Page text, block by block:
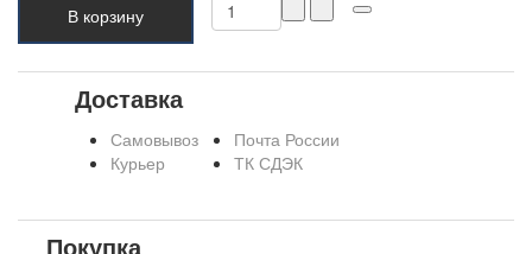
В корзину
Доставка
Самовывоз
Курьер
Почта России
ТК СДЭК
Покупка